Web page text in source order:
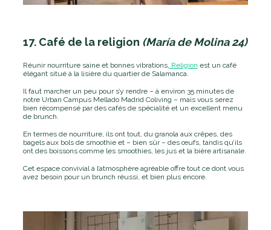
17. Café de la religion (María de Molina 24)
Réunir nourriture saine et bonnes vibrations, Religion est un café
élégant situé à la lisière du quartier de Salamanca.
Il faut marcher un peu pour s’y rendre – à environ 35 minutes de
notre Urban Campus Mellado Madrid Coliving – mais vous serez
bien récompensé par des cafés de spécialité et un excellent menu
de brunch.
En termes de nourriture, ils ont tout, du granola aux crêpes, des
bagels aux bols de smoothie et – bien sûr – des œufs, tandis qu’ils
ont des boissons comme les smoothies, les jus et la bière artisanale.
Cet espace convivial à l’atmosphère agréable offre tout ce dont vous
avez besoin pour un brunch réussi, et bien plus encore.